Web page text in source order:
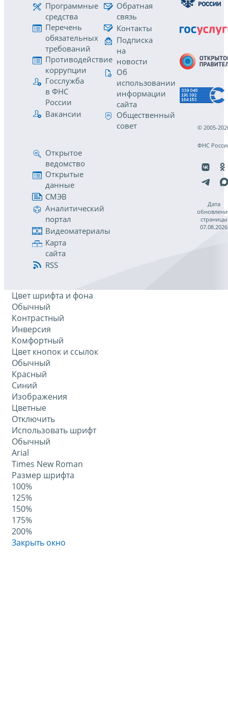
Программные
средства
Перечень
обязательных
требований
Противодействие
коррупции
Госслужба
в ФНС
России
Вакансии
Обратная
связь
Контакты
Подписка
на
новости
Об
использовании
информации
сайта
Общественный
совет
Открытое
ведомство
Открытые
данные
СМЭВ
Аналитический
портал
Видеоматериалы
Карта
сайта
RSS
© 2005-
ФНС
Дата
страницы
07.08.2026
Цвет шрифта и фона
Обычный
Контрастный
Инверсия
Комфортный
Цвет кнопок и ссылок
Обычный
Красный
Синий
Изображения
Цветные
Отключить
Использовать шрифт
Обычный
Arial
Times New Roman
Размер шрифта
100%
125%
150%
175%
200%
Закрыть окно